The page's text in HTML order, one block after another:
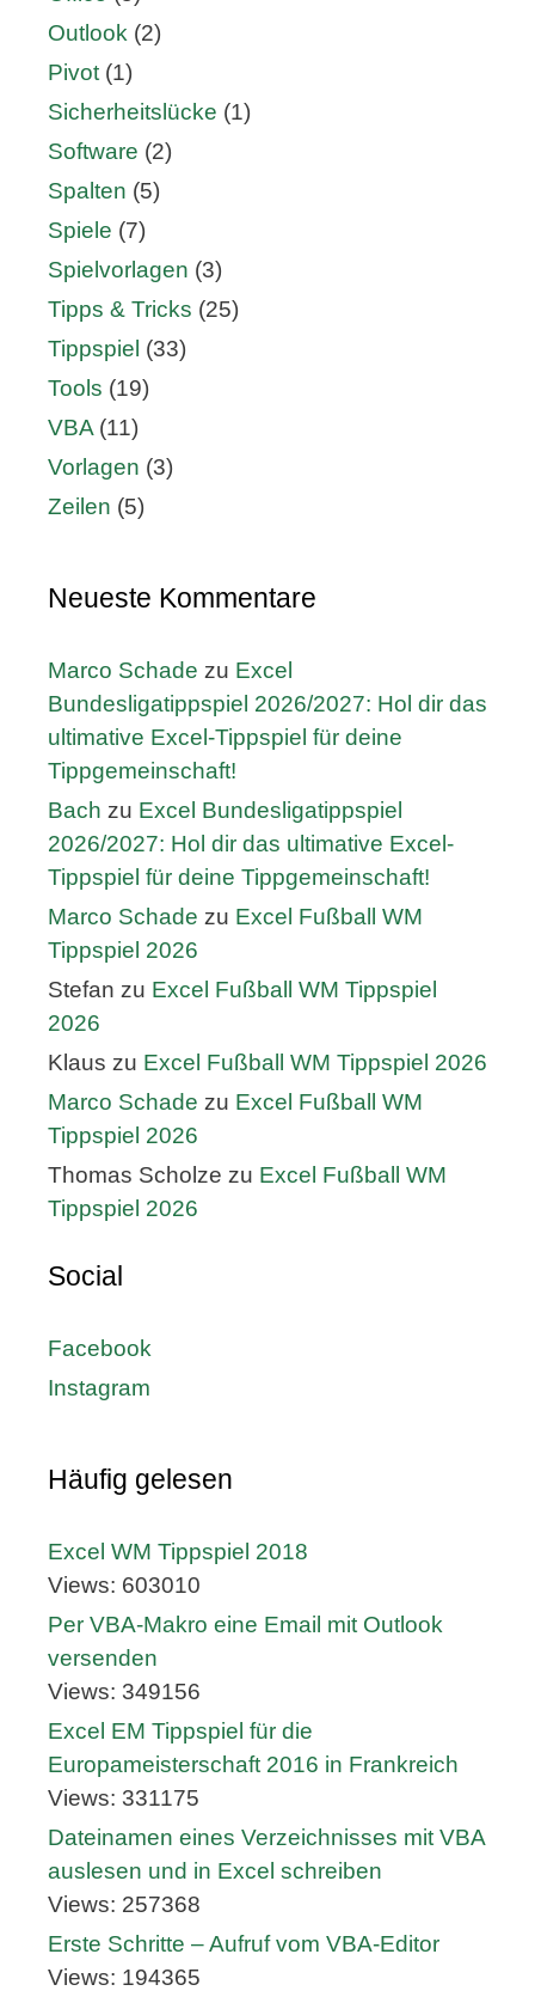
Outlook (2)
Pivot (1)
Sicherheitslücke (1)
Software (2)
Spalten (5)
Spiele (7)
Spielvorlagen (3)
Tipps & Tricks (25)
Tippspiel (33)
Tools (19)
VBA (11)
Vorlagen (3)
Zeilen (5)
Neueste Kommentare
Marco Schade zu Excel
Bundesligatippspiel 2026/2027: Hol dir das
ultimative Excel-Tippspiel für deine
Tippgemeinschaft!
Bach zu Excel Bundesligatippspiel
2026/2027: Hol dir das ultimative Excel-
Tippspiel für deine Tippgemeinschaft!
Marco Schade zu Excel Fußball WM
Tippspiel 2026
Stefan zu Excel Fußball WM Tippspiel
2026
Klaus zu Excel Fußball WM Tippspiel 2026
Marco Schade zu Excel Fußball WM
Tippspiel 2026
Thomas Scholze zu Excel Fußball WM
Tippspiel 2026
Social
Facebook
Instagram
Häufig gelesen
Excel WM Tippspiel 2018
Views: 603010
Per VBA-Makro eine Email mit Outlook
versenden
Views: 349156
Excel EM Tippspiel für die
Europameisterschaft 2016 in Frankreich
Views: 331175
Dateinamen eines Verzeichnisses mit VBA
auslesen und in Excel schreiben
Views: 257368
Erste Schritte – Aufruf vom VBA-Editor
Views: 194365